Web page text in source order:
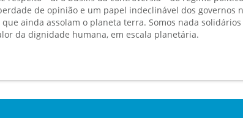
de opinião e um papel indeclinável dos governos
ainda assolam o planeta terra. Somos nada
da dignidade humana, em escala planetária.